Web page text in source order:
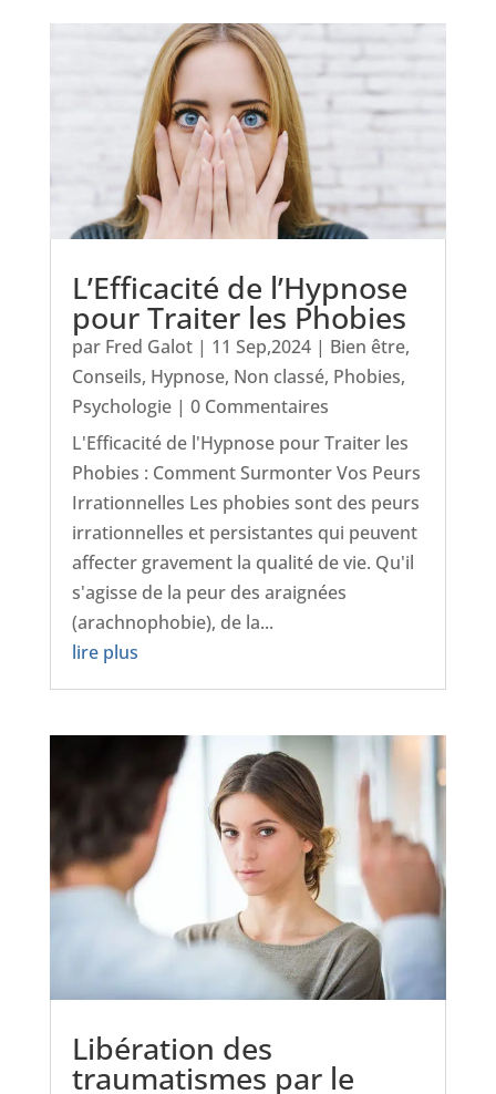
L’Efficacité de l’Hypnose
pour Traiter les Phobies
par Fred Galot| 11 Sep,2024| Bien être,
Conseils, Hypnose, Non classé, Phobies,
Psychologie| 0 Commentaires
L'Efficacité de l'Hypnose pour Traiter les
Phobies : Comment Surmonter Vos Peurs
Irrationnelles Les phobies sont des peurs
irrationnelles et persistantes qui peuvent
affecter gravement la qualité de vie. Qu'il
s'agisse de la peur des araignées
(arachnophobie), de la...
lire plus
Libération des
traumatismes par le